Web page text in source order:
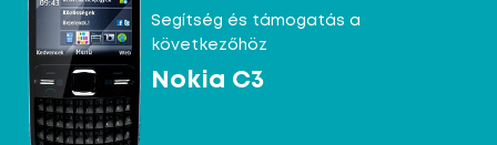
Segítség és támogatás a
következőhöz
Nokia C3